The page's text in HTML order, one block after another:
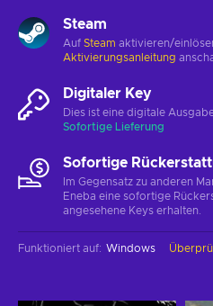
Steam
Auf Steam aktivieren/
Aktivierungsanleitung
Digitaler Key
Dies ist eine digitale
Sofortige Lieferung
Sofortige
Im Gegensatz zu anderen
Eneba eine sofortige
angesehene Keys erhalten.
Funktioniert auf: Windows